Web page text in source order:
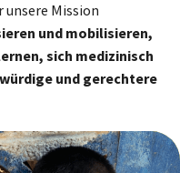
unsere Mission
und mobilisieren,
sich medizinisch
und gerechtere